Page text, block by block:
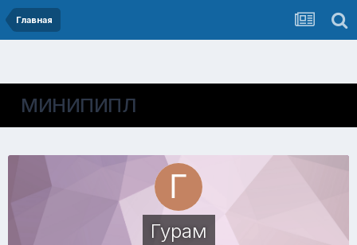
Главная
МИНИПИПЛ
Гурам